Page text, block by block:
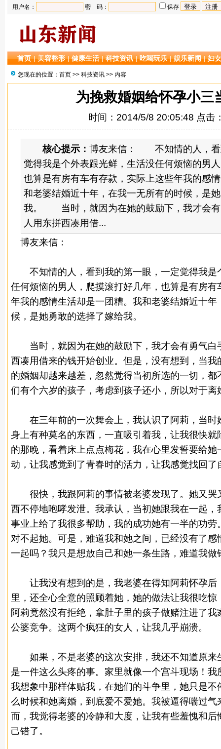
用户名： 密 码： 保存
首页 |美容整形 |健康生活 |科技资讯 |吃喝玩乐 |娱乐新闻 |妇
您现在的位置： 首页 >> 科技资讯 >> 内容
为挽救婚姻给怀孕小三
时间：2014/5/8 20:05:48 点击
核心提示： 博友来信： 不知情的人，看
觉得我是个外表跟光鲜，生活没任何烦恼的男
也算是有房有车有存款，实际上这些年我的感
和老婆结婚近十年，在我一无所有的时候，是
我。 当时，就因为在她的鼓励下，我才会有
人用东拼西凑用借...
博友来信：
不知情的人，看到我的第一眼，一定觉得我是
任何烦恼的男人 ，爬摸滚打好几年，也算是有房
年我的感情生活却是一团糟。我和老婆结婚近十年
候，是她勇敢的选择了嫁给我。
当时，就因为在她的鼓励下，我才会有勇气白
西凑用借来的钱开始创业。但是，没有想到，当我
的婚姻却越来越差，忽然觉得当初所选的一切，
们有个六岁的孩子，考虑到孩子还小，所以对于离
在三年前的一次舞会上，我认识了阿莉，当时
身上有种莫名的东西，一直吸引着我，让我很快就
的那晚，看着床上点点梅花，我在心里发誓要给
动，让我感觉到了青春时的活力，让我感觉找回了
很快，我跟阿莉的事情被老婆发现了。她又哭
西不停地咆哮发泄。我承认，当初她跟我在一起，
事业上给了我很多帮助，我的成功她有一半的功劳
对不起她。可是，难道我和她之间，已经没有了
一起吗？我只是想放自己和她一条生路，难道我做
让我没有想到的是，我老婆在得知阿莉怀孕后
里，还全心全意的照顾着她，她的做法让我很吃
阿莉竟然没有拒绝，拿肚子里的孩子做赌注进了
公婆竞争。这两个疯狂的女人 ，让我几乎崩溃。
如果，不是老婆的这次安排，我还不知道原来
是一件这么头疼的事。家里就像一个宫斗现场！
我想象中那样体贴我，在她们的斗争里，她只是不
么时候和她离婚，到底爱不爱她。我被逼得喘过气
而，我觉得老婆的冷静和大度，让我有些羞愧和后
己错了。